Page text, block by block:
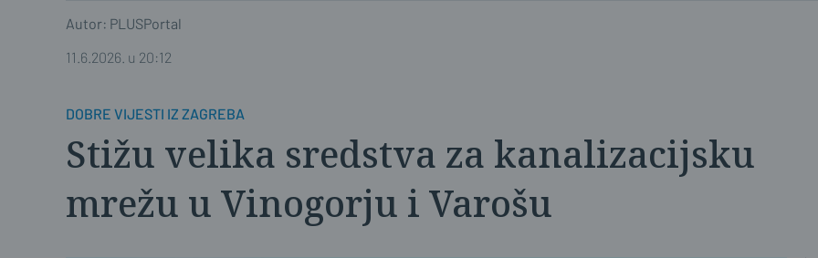
Autor: PLUSPortal
11.6.2026. u 20:12
DOBRE VIJESTI IZ ZAGREBA
Stižu velika sredstva za kanalizacijsku
mrežu u Vinogorju i Varošu